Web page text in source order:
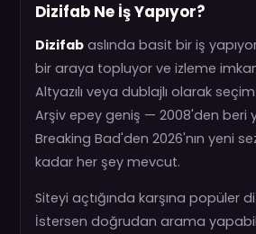
Dizifab Ne İş Yapıyor?
Dizifab aslında basit bir iş
bir araya topluyor ve izleme
Altyazılı veya dublajlı olarak
Arşiv epey geniş — 2008'den beri
Breaking Bad'den 2026'nın yeni
kadar her şey mevcut.
Siteyi açtığında karşına popüler
İstersen doğrudan arama